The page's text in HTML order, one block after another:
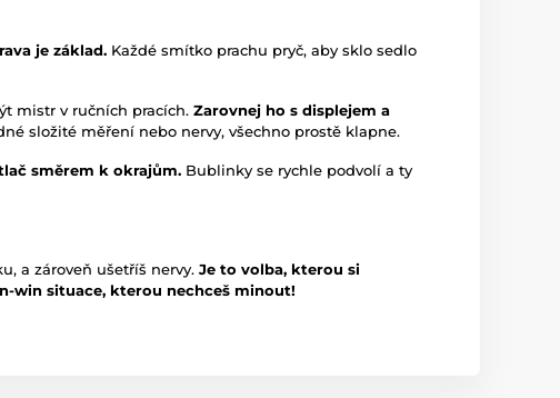
je základ. Každé smítko prachu pryč, aby sklo sedlo
mistr v ručních pracích. Zarovnej ho s displejem a
složité měření nebo nervy, všechno prostě klapne.
směrem k okrajům. Bublinky se rychle podvolí a ty
a zároveň ušetříš nervy. Je to volba, kterou si
win situace, kterou nechceš minout!